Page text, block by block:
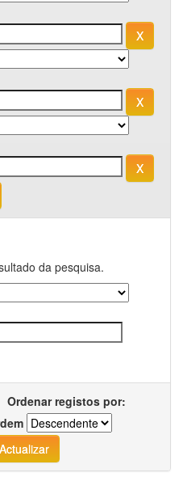
da pesquisa.
Ordenar registos por: